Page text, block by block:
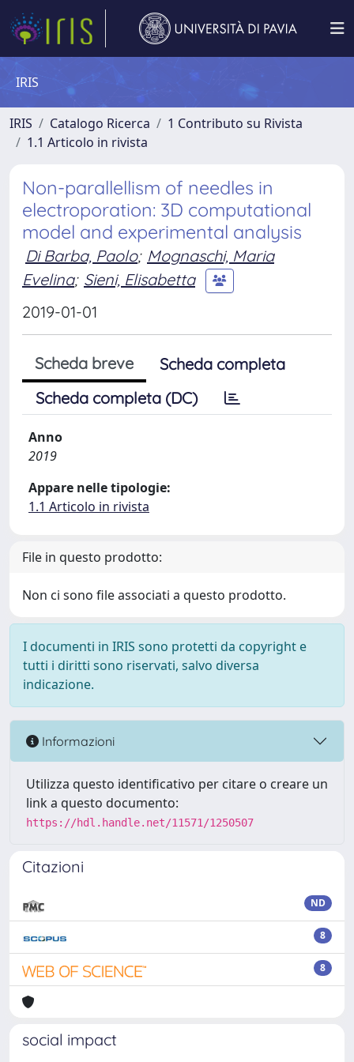
IRIS
IRIS Catalogo Ricerca
1 Contributo su Rivista
1.1 Articolo in rivista
Non-parallellism of needles in
electroporation: 3D computational
model and experimental analysis
Di Barba, Paolo; Mognaschi, Maria
Evelina; Sieni, Elisabetta
2019-01-01
Scheda breve
Scheda completa
Scheda completa (DC)
Anno
2019
Appare nelle tipologie:
1.1 Articolo in rivista
File in questo prodotto:
Non ci sono file associati a questo prodotto.
I documenti in IRIS sono protetti da copyright e
tutti i diritti sono riservati, salvo diversa
indicazione.
Informazioni
Utilizza questo identificativo per citare o creare un
link a questo documento:
https://hdl.handle.net/11571/1250507
Citazioni
ND
8
8
social impact